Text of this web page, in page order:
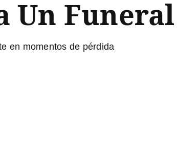
Un Funeral
en momentos de pérdida